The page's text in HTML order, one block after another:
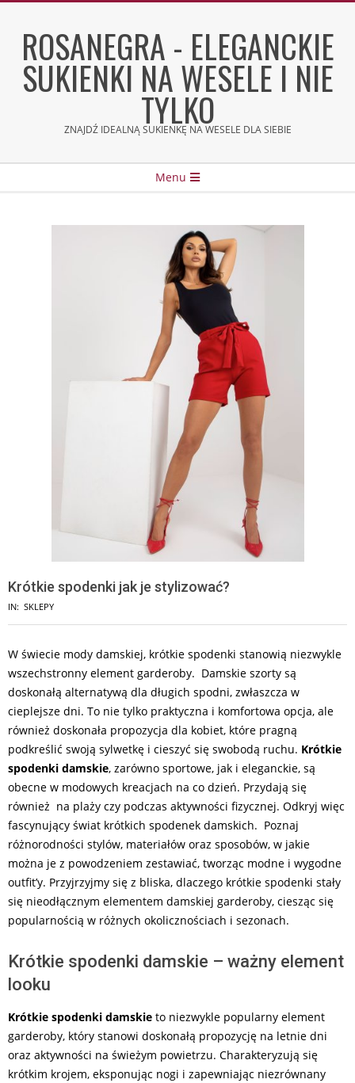
contentROSANEGRA - ELEGANCKIE
SUKIENKI NA WESELE I NIE
TYLKO
ZNAJDŹ IDEALNĄ SUKIENKĘ NA WESELE DLA SIEBIE
Menu
Krótkie spodenki jak je stylizować?
IN: SKLEPY
W świecie mody damskiej, krótkie spodenki stanowią niezwykle
wszechstronny element garderoby. Damskie szorty są
doskonałą alternatywą dla długich spodni, zwłaszcza w
cieplejsze dni. To nie tylko praktyczna i komfortowa opcja, ale
również doskonała propozycja dla kobiet, które pragną
podkreślić swoją sylwetkę i cieszyć się swobodą ruchu. Krótkie
spodenki damskie, zarówno sportowe, jak i eleganckie, są
obecne w modowych kreacjach na co dzień. Przydają się
również na plaży czy podczas aktywności fizycznej. Odkryj więc
fascynujący świat krótkich spodenek damskich. Poznaj
różnorodności stylów, materiałów oraz sposobów, w jakie
można je z powodzeniem zestawiać, tworząc modne i wygodne
outfit’y. Przyjrzyjmy się z bliska, dlaczego krótkie spodenki stały
się nieodłącznym elementem damskiej garderoby, ciesząc się
popularnością w różnych okolicznościach i sezonach.
Krótkie spodenki damskie – ważny element
looku
Krótkie spodenki damskie to niezwykle popularny element
garderoby, który stanowi doskonałą propozycję na letnie dni
oraz aktywności na świeżym powietrzu. Charakteryzują się
krótkim krojem, eksponując nogi i zapewniając niezrównany